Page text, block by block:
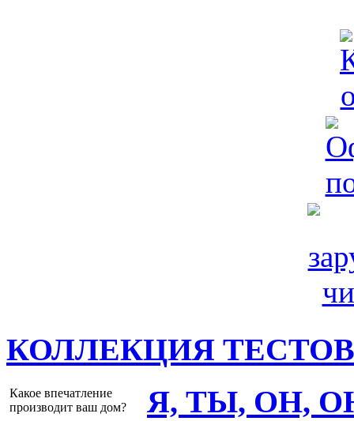
КОЛЛЕКЦИЯ ТЕСТОВ
Какое впечатление
производит ваш дом?
Я, ТЫ, ОН,